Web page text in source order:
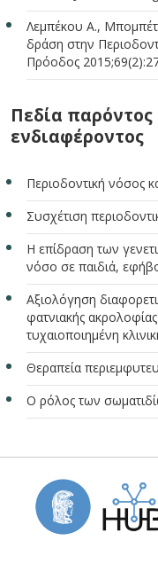
Λεμπέκου Α.,
δράση στην
Πρόοδος
Πεδία παρόντος
ενδιαφέροντος
Περιοδοντική νόσος
Συσχέτιση
Η επίδραση των
νόσο σε παιδιά,
Αξιολόγηση
φατνιακής
τυχαιοποιημένη
Θεραπεία
Ο ρόλος των